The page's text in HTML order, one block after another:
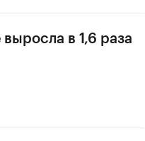
в 1,6 раза